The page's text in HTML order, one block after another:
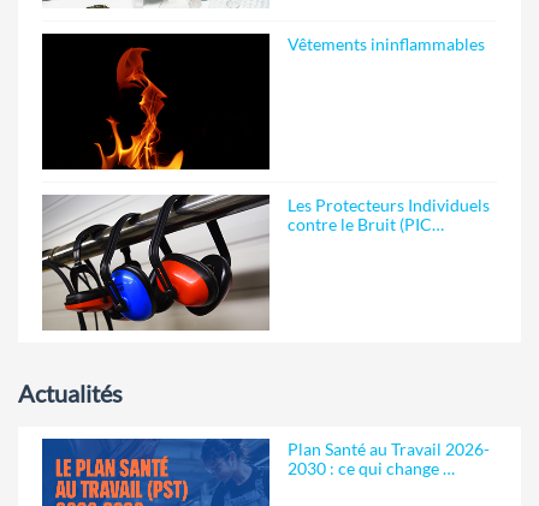
Vêtements ininflammables
Les Protecteurs Individuels
contre le Bruit (PIC…
Actualités
Plan Santé au Travail 2026-
2030 : ce qui change …